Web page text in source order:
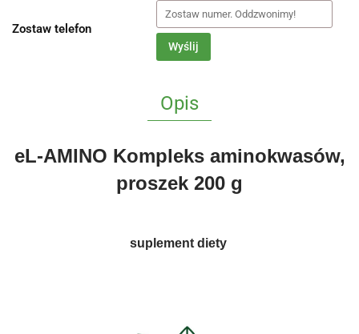
Zostaw telefon
Wyślij
Opis
eL-AMINO Kompleks aminokwasów,
proszek 200 g
suplement diety